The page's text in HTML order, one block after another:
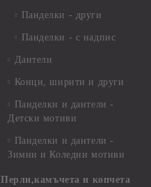
Панделки - други
Панделки - с надпис
Дантели
Конци, ширити и други
Панделки и дантели -
Детски мотиви
Панделки и дантели -
Зимни и Коледни мотиви
Перли,камъчета и копчета